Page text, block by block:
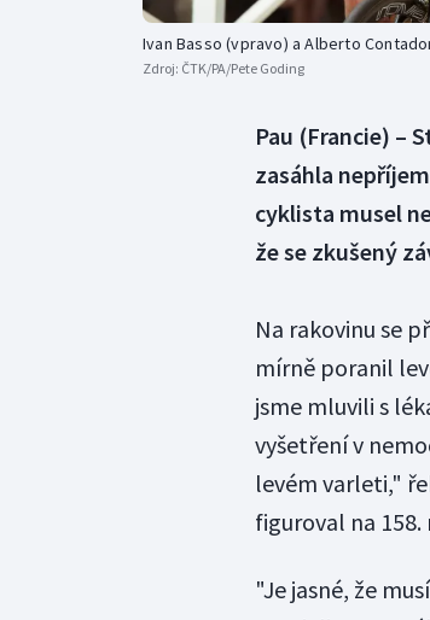
Ivan Basso (vpravo) a Alberto
Zdroj: ČTK/PA/Pete Goding
Pau (Francie) –
zasáhla
cyklista musel
že se zkušený
Na rakovinu se
mírně poranil
jsme mluvili s
vyšetření v
levém varleti,"
figuroval na 158.
"Je jasné, že